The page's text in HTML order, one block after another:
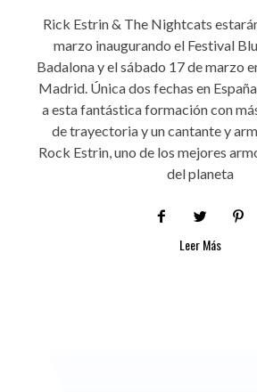
Rick Estrin & The Nightcats
marzo inaugurando el Festival
Badalona y el sábado 17 de marzo
Madrid. Única dos fechas en
a esta fantástica formación con
de trayectoria y un cantante y
Rock Estrin, uno de los mejores
del planeta
Leer Más